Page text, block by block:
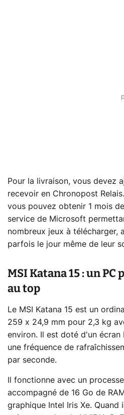
Pour la livraison, vous devez
recevoir en Chronopost
vous pouvez obtenir 1 mois
service de Microsoft
nombreux jeux à télécharger,
parfois le jour même de leur
MSI Katana 15 : un
au top
Le MSI Katana 15 est un
259 x 24,9 mm pour 2,3 kg
environ. Il est doté d'un écran
une fréquence de
par seconde.
Il fonctionne avec un
accompagné de 16 Go de
graphique Intel Iris Xe.